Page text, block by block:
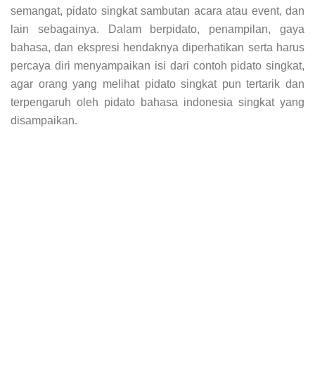
semangat, pidato singkat sambutan acara atau event, dan
lain sebagainya. Dalam berpidato, penampilan, gaya
bahasa, dan ekspresi hendaknya diperhatikan serta harus
percaya diri menyampaikan isi dari contoh pidato singkat,
agar orang yang melihat pidato singkat pun tertarik dan
terpengaruh oleh pidato bahasa indonesia singkat yang
disampaikan.